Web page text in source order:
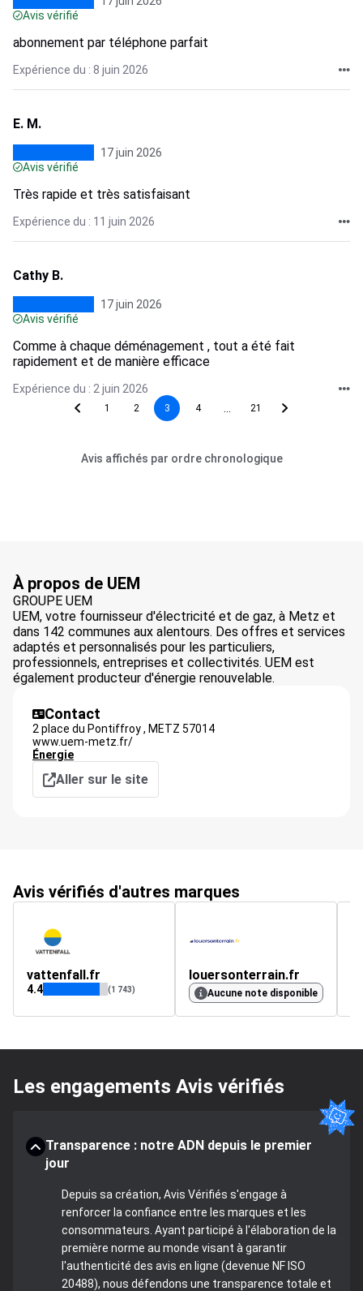
Avis vérifié
abonnement par téléphone parfait
Expérience du : 8 juin 2026
E. M.
17 juin 2026
Avis vérifié
Très rapide et très satisfaisant
Expérience du : 11 juin 2026
Cathy B.
17 juin 2026
Avis vérifié
Comme à chaque déménagement , tout a été fait
rapidement et de manière efficace
Expérience du : 2 juin 2026
1 2 3 4 21
Avis affichés par ordre chronologique
À propos de UEM
GROUPE UEM
UEM, votre fournisseur d'électricité et de gaz, à Metz et
dans 142 communes aux alentours. Des offres et services
adaptés et personnalisés pour les particuliers,
professionnels, entreprises et collectivités. UEM est
également producteur d'énergie renouvelable.
Contact
2 place du Pontiffroy , METZ 57014
www.uem-metz.fr/
Énergie
Aller sur le site
Avis vérifiés d'autres marques
vattenfall.fr
4.4 (1 743)
louersonterrain.fr
Aucune note disponible
Les engagements Avis vérifiés
Transparence : notre ADN depuis le premier
jour
Depuis sa création, Avis Vérifiés s'engage à
renforcer la confiance entre les marques et les
consommateurs. Ayant participé à l'élaboration de la
première norme au monde visant à garantir
l'authenticité des avis en ligne (devenue NF ISO
20488), nous défendons une transparence totale et